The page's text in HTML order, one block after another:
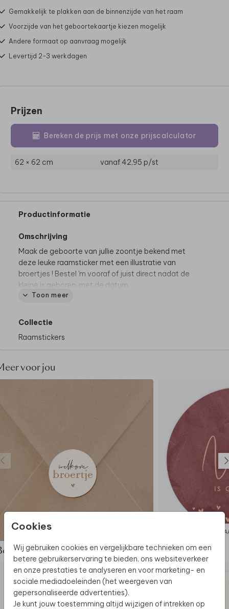
Cookies
Wij gebruiken cookies en vergelijkbare technieken om een
betere gebruikerservaring te bieden, ons websiteverkeer
en onze prestaties te analyseren en voor marketing- en
sociale mediadoeleinden (het weergeven van
gepersonaliseerde advertenties).
Je kunt jouw toestemming altijd wijzigen of intrekken op
Gemakkelijk te plakken aan de binnenzijde van het raam
Voorzijde van het geboortekaartje kiezen mogelijk
Andere formaat op aanvraag mogelijk
Levertijd 2-3 werkdagen
Prijzen
Bereken de prijs met onze prijscalculator
62 × 62 cm vanaf 42,95 p/st
Productinformatie
Omschrijving
Maak de geboorte van jullie zoontje bekend met
deze leuke raamsticker met een illustratie van
broertjes ! Bestel 'm vooraf of juist direct nadat de
kleine is geboren, met de datum.
formaat 40 cm, 80 cm en 100 cm.
Wil je een sticker met de voorzijde van het
aanvraagformulier
Toon meer
Collectie
Raamstickers
voor jou
de complete set